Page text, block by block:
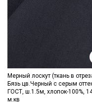
Мерный лоскут (ткань в
Бязь цв.Черный с серым
ГОСТ, ш.1.5м, хлопок-100%,
м.кв